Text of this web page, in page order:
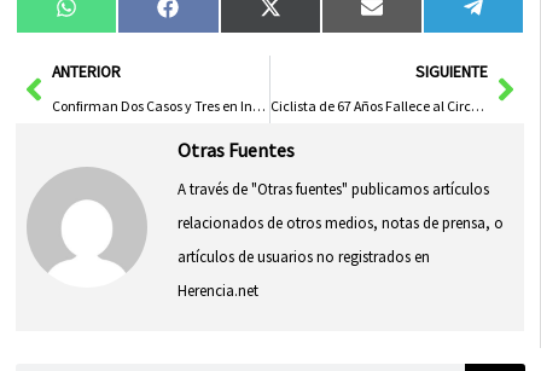
Compartir
en
WhatsAppCompartir
en
FacebookCompartir
en
X
(Twitter)
Compartir
en
Email
en
AntANTERIOR
Confirman Dos Casos y Tres en Investigación, Incluido Guadalajara
SIGUIENTE
Ciclista de 67 Años Fallece al Circular por Arguisuelas
Otras Fuentes
A través de "Otras fuentes" publicamos artículos
relacionados de otros medios, notas de prensa, o
artículos de usuarios no registrados en
Herencia.net